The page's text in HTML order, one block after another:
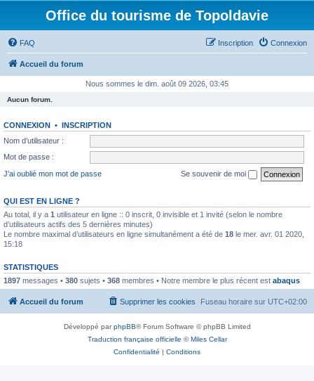
Office du tourisme de Topoldavie
FAQ Connexion
Inscription
Accueil du forum
Nous sommes le dim. août 09 2026, 03:45
Aucun forum.
CONNEXION • INSCRIPTION
Nom d’utilisateur :
Mot de passe :
J’ai oublié mon mot de passe
Se souvenir de moi
QUI EST EN LIGNE ?
Au total, il y a 1 utilisateur en ligne :: 0 inscrit, 0 invisible et 1 invité (selon le nombre
d’utilisateurs actifs des 5 dernières minutes)
Le nombre maximal d’utilisateurs en ligne simultanément a été de 18 le mer. avr. 01 2020,
15:18
STATISTIQUES
1897 messages • 380 sujets • 368 membres • Notre membre le plus récent est abaqus
Accueil du forum Fuseau horaire sur UTC+02:00
Supprimer les cookies
Développé parphpBB® Forum Software © phpBB Limited
Traduction française officielle ©Miles Cellar
Confidentialité | Conditions